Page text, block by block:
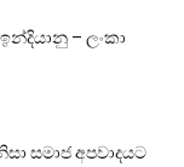
– ලංකා
සමාජ අපවාදයට